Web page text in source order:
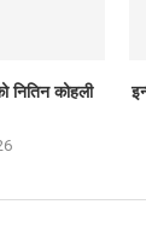
नितिन कोहली